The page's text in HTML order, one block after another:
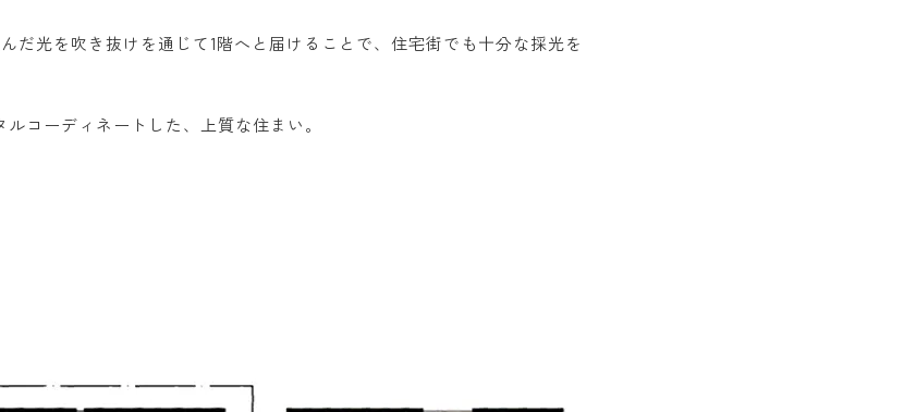
だ光を吹き抜けを通じて1階へと届けることで、住宅街でも十分な採光を
コーディネートした、上質な住まい。